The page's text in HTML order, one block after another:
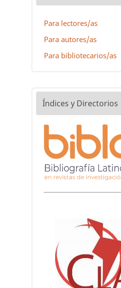
Para lectores/as
Para autores/as
Para bibliotecarios/as
Índices y Directorios